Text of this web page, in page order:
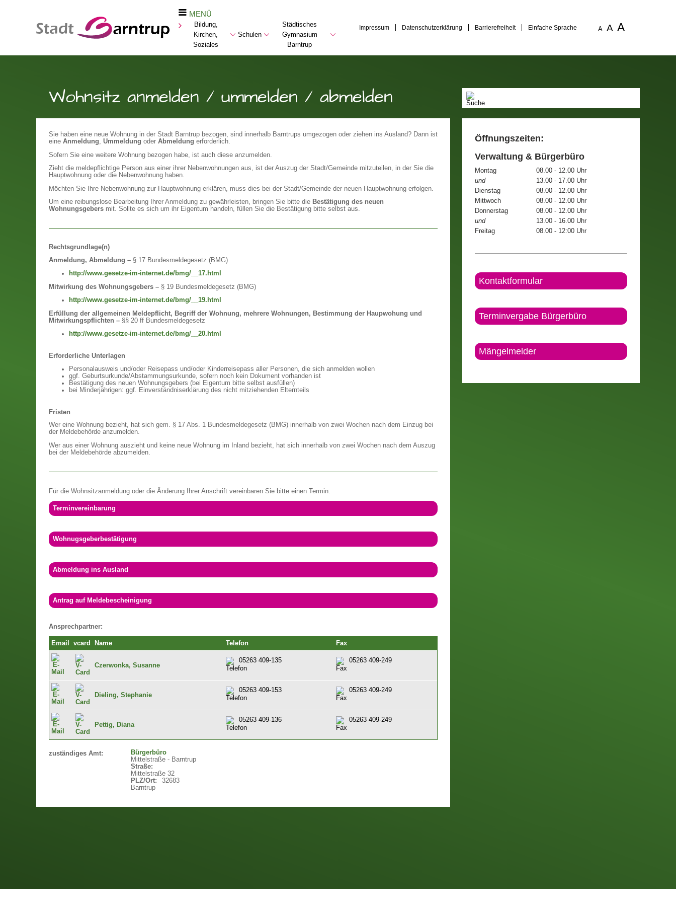
MENÜ
Bildung,
Kirchen,
Soziales
Schulen
Städtisches
Gymnasium
Barntrup
Impressum Datenschutzerklärung Barrierefreiheit Einfache Sprache A A A
Wohnsitz anmelden / ummelden / abmelden
Sie haben eine neue Wohnung in der Stadt Barntrup bezogen, sind innerhalb Barntrups umgezogen oder ziehen ins Ausland? Dann ist
eine Anmeldung, Ummeldung oder Abmeldung erforderlich.
Sofern Sie eine weitere Wohnung bezogen habe, ist auch diese anzumelden.
Zieht die meldepflichtige Person aus einer ihrer Nebenwohnungen aus, ist der Auszug der Stadt/Gemeinde mitzuteilen, in der Sie die
Hauptwohnung oder die Nebenwohnung haben.
Möchten Sie Ihre Nebenwohnung zur Hauptwohnung erklären, muss dies bei der Stadt/Gemeinde der neuen Hauptwohnung erfolgen.
Um eine reibungslose Bearbeitung Ihrer Anmeldung zu gewährleisten, bringen Sie bitte die Bestätigung des neuen
Wohnungsgebers mit. Sollte es sich um ihr Eigentum handeln, füllen Sie die Bestätigung bitte selbst aus.
Rechtsgrundlage(n)
Anmeldung, Abmeldung – § 17 Bundesmeldegesetz (BMG)
http://www.gesetze-im-internet.de/bmg/__17.html
Mitwirkung des Wohnungsgebers – § 19 Bundesmeldegesetz (BMG)
http://www.gesetze-im-internet.de/bmg/__19.html
Erfüllung der allgemeinen Meldepflicht, Begriff der Wohnung, mehrere Wohnungen, Bestimmung der Haupwohung und
Mitwirkungspflichten – §§ 20 ff Bundesmeldegesetz
http://www.gesetze-im-internet.de/bmg/__20.html
Erforderliche Unterlagen
Personalausweis und/oder Reisepass und/oder Kinderreisepass aller Personen, die sich anmelden wollen
ggf. Geburtsurkunde/Abstammungsurkunde, sofern noch kein Dokument vorhanden ist
Bestätigung des neuen Wohnungsgebers (bei Eigentum bitte selbst ausfüllen)
bei Minderjährigen: ggf. Einverständniserklärung des nicht mitziehenden Elternteils
Fristen
Wer eine Wohnung bezieht, hat sich gem. § 17 Abs. 1 Bundesmeldegesetz (BMG) innerhalb von zwei Wochen nach dem Einzug bei
der Meldebehörde anzumelden.
Wer aus einer Wohnung auszieht und keine neue Wohnung im Inland bezieht, hat sich innerhalb von zwei Wochen nach dem Auszug
bei der Meldebehörde abzumelden.
Für die Wohnsitzanmeldung oder die Änderung Ihrer Anschrift vereinbaren Sie bitte einen Termin.
Terminvereinbarung
Wohnugsgeberbestätigung
Abmeldung ins Ausland
Antrag auf Meldebescheinigung
Ansprechpartner:
Email vcard Name Telefon Fax
Czerwonka, Susanne
05263 409-135 05263 409-249
Dieling, Stephanie
05263 409-153 05263 409-249
Pettig, Diana
05263 409-136 05263 409-249
zuständiges Amt:
Bürgerbüro
Mittelstraße - Barntrup
Straße:
Mittelstraße 32
PLZ/Ort:
32683
Barntrup
Öffnungszeiten:
Verwaltung & Bürgerbüro
Montag
08.00 - 12.00 Uhr
und
13.00 - 17.00 Uhr
Dienstag
08.00 - 12.00 Uhr
Mittwoch
08.00 - 12.00 Uhr
Donnerstag
08.00 - 12.00 Uhr
und
13.00 - 16.00 Uhr
Freitag
08.00 - 12:00 Uhr
Kontaktformular
Terminvergabe Bürgerbüro
Mängelmelder